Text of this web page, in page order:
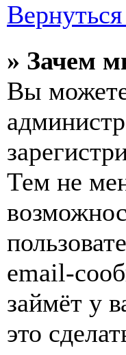
» Зачем
Вы можете
Тем не
email-
займёт у
это